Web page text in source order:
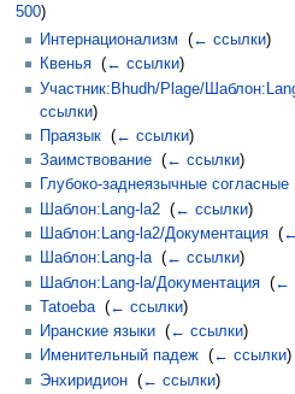
500)
Интернационализм
(← ссылки)
Квенья (← ссылки)
Участник:Bhudh/Plage/
ссылки)
Праязык (← ссылки)
Заимствование (← ссылки)
Глубоко-заднеязычные согласные
Шаблон:Lang-la2 (← ссылки)
Шаблон:Lang-la2/Документация (
Шаблон:Lang-la‎ (← ссылки)
Шаблон:Lang-la/Документация (←
Tatoeba (← ссылки)
Иранские языки (← ссылки)
Именительный падеж (← ссылки)
Энхиридион (← ссылки)